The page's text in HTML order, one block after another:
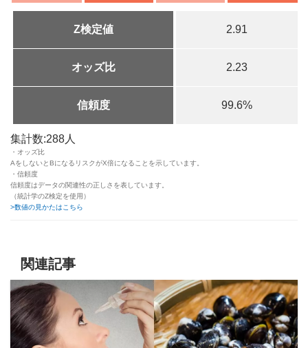
Z検定値 2.91
オッズ比 2.23
信頼度 99.6%
集計数:288人
・オッズ比
AをしないとBになるリスクがX倍になることを示しています。
・信頼度
信頼度はデータの関連性の正しさを表しています。
（統計学のZ検定を使用）
>数値の見かたはこちら
関連記事